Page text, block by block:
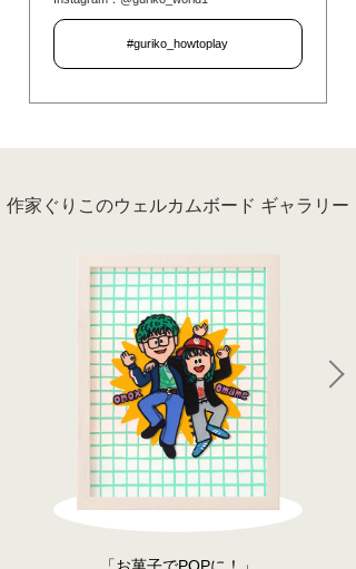
#guriko_howtoplay
作家ぐりこのウェルカムボード ギャラリー